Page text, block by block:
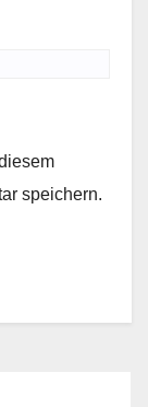
speichern.